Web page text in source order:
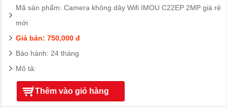
Mã sản phẩm: Camera không dây Wifi IMOU C22EP 2MP giá rẻ
mới
Giá bán: 750,000 đ
Bảo hành: 24 tháng
Mô tả:
Thêm vào giỏ hàng